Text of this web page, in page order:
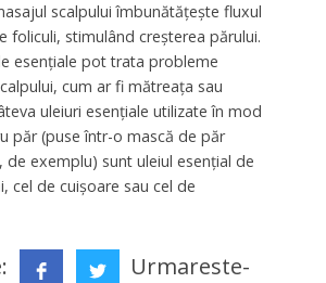
scalpului îmbunătățește fluxul
foliculi, stimulând creșterea părului.
esențiale pot trata probleme
cum ar fi mătreața sau
uleiuri esențiale utilizate în mod
păr (puse într-o mască de păr
de exemplu) sunt uleiul esențial de
cel de cuișoare sau cel de
Urmareste-